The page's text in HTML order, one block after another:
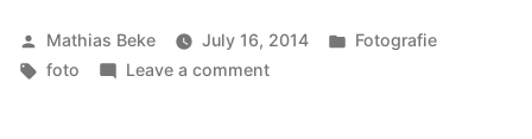
Posted
by
Mathias Beke July 16, 2014
Posted
Fotografie
Tags:
foto Leave a commenton